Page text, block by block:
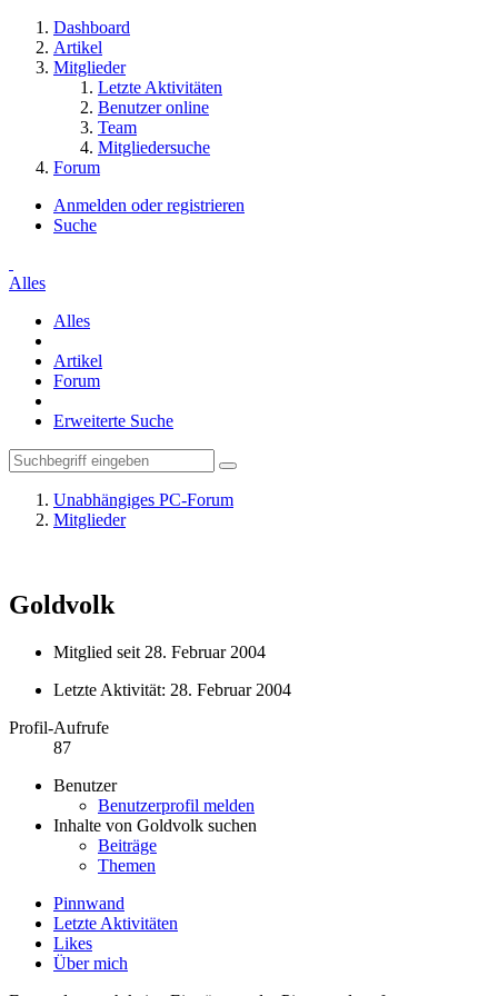
Dashboard
Artikel
Mitglieder
Letzte Aktivitäten
Benutzer online
Team
Mitgliedersuche
Forum
Anmelden oder registrieren
Suche
Alles
Alles
Artikel
Forum
Erweiterte Suche
Unabhängiges PC-Forum
Mitglieder
Goldvolk
Mitglied seit 28. Februar 2004
Letzte Aktivität: 28. Februar 2004
Profil-Aufrufe
87
Benutzer
Benutzerprofil melden
Inhalte von Goldvolk suchen
Beiträge
Themen
Pinnwand
Letzte Aktivitäten
Likes
Über mich